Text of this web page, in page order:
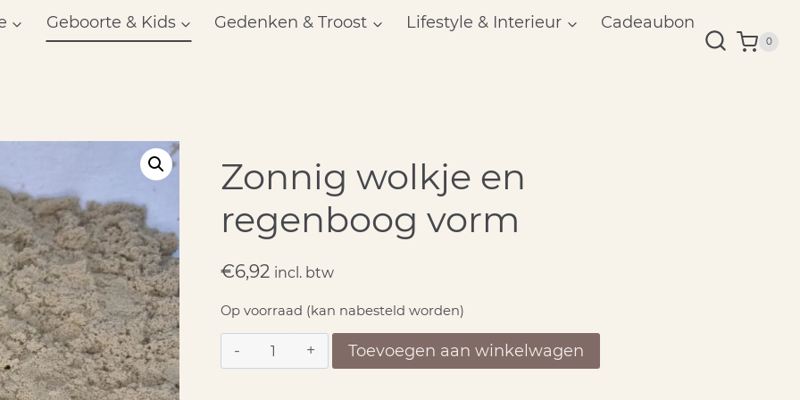
Geboorte & Kids Gedenken & Troost Lifestyle & Interieur
Cadeaubon
0
Zonnig wolkje en
regenboog vorm
€6,92 incl. btw
Op voorraad (kan nabesteld worden)
Zonnig
wolkje
Toevoegen aan winkelwagen